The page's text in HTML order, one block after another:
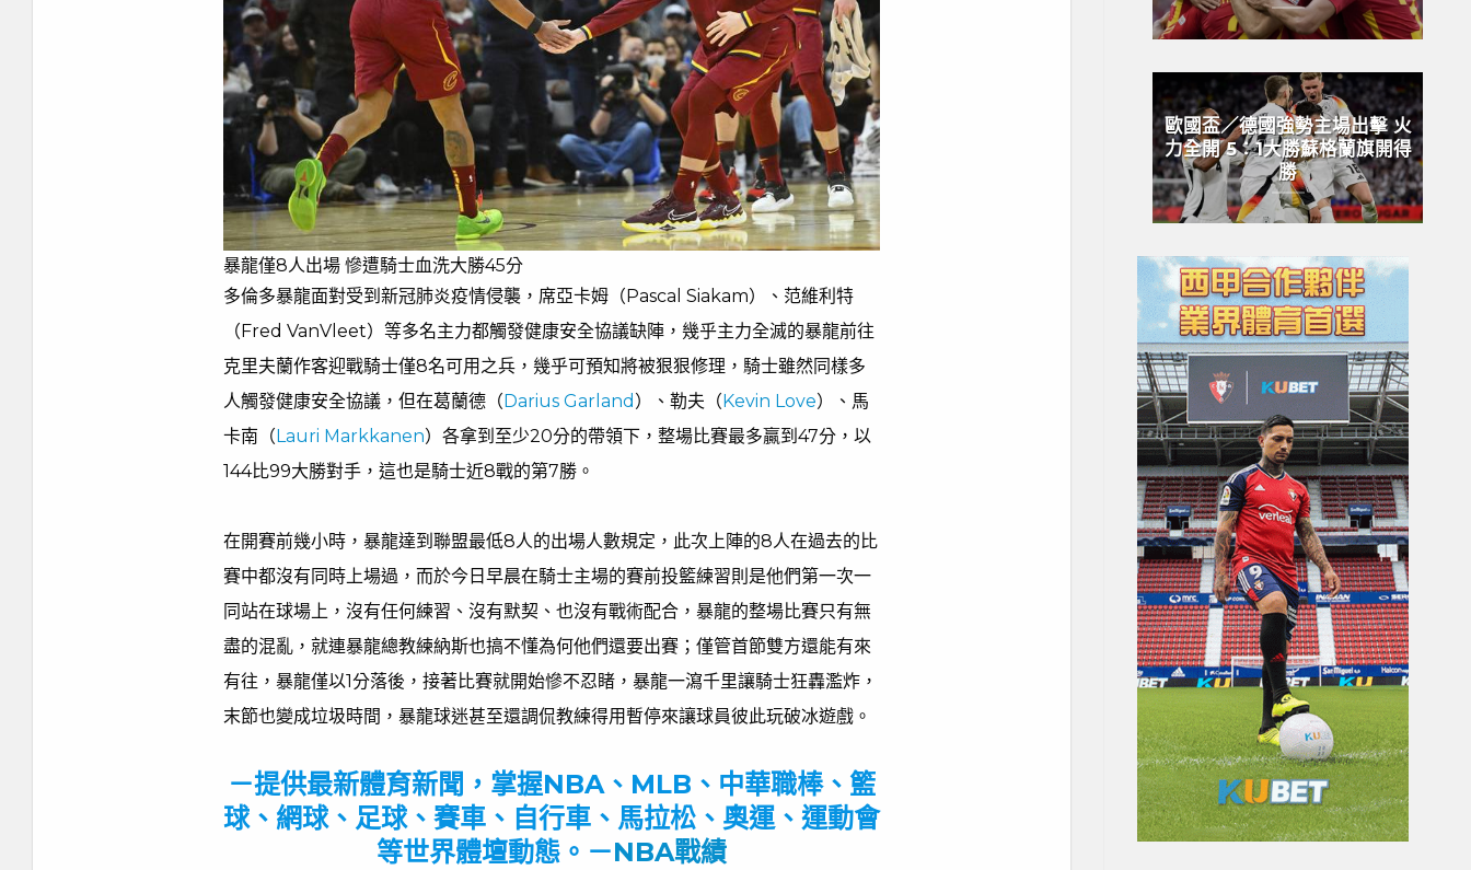
暴龍僅8人出場 慘遭騎士血洗大勝45分
多倫多暴龍面對受到新冠肺炎疫情侵襲，席亞卡姆（Pascal Siakam）、范維利特
（Fred VanVleet）等多名主力都觸發健康安全協議缺陣，幾乎主力全滅的暴龍前往
克里夫蘭作客迎戰騎士僅8名可用之兵，幾乎可預知將被狠狠修理，騎士雖然同樣多
人觸發健康安全協議，但在葛蘭德（Darius Garland ）、勒夫（Kevin Love）、馬
卡南（Lauri Markkanen）各拿到至少20分的帶領下，整場比賽最多贏到47分，以
144比99大勝對手，這也是騎士近8戰的第7勝。
在開賽前幾小時，暴龍達到聯盟最低8人的出場人數規定，此次上陣的8人在過去的比
賽中都沒有同時上場過，而於今日早晨在騎士主場的賽前投籃練習則是他們第一次一
同站在球場上，沒有任何練習、沒有默契、也沒有戰術配合，暴龍的整場比賽只有無
盡的混亂，就連暴龍總教練納斯也搞不懂為何他們還要出賽；僅管首節雙方還能有來
有往，暴龍僅以1分落後，接著比賽就開始慘不忍睹，暴龍一瀉千里讓騎士狂轟濫炸，
末節也變成垃圾時間，暴龍球迷甚至還調侃教練得用暫停來讓球員彼此玩破冰遊戲。
－提供最新體育新聞，掌握NBA、MLB、中華職棒、籃
球、網球、足球、賽車、自行車、馬拉松、奧運、運動會
等世界體壇動態。－NBA戰績
歐國盃／德國強勢主場出擊 火
力全開 5：1大勝蘇格蘭旗開得
勝